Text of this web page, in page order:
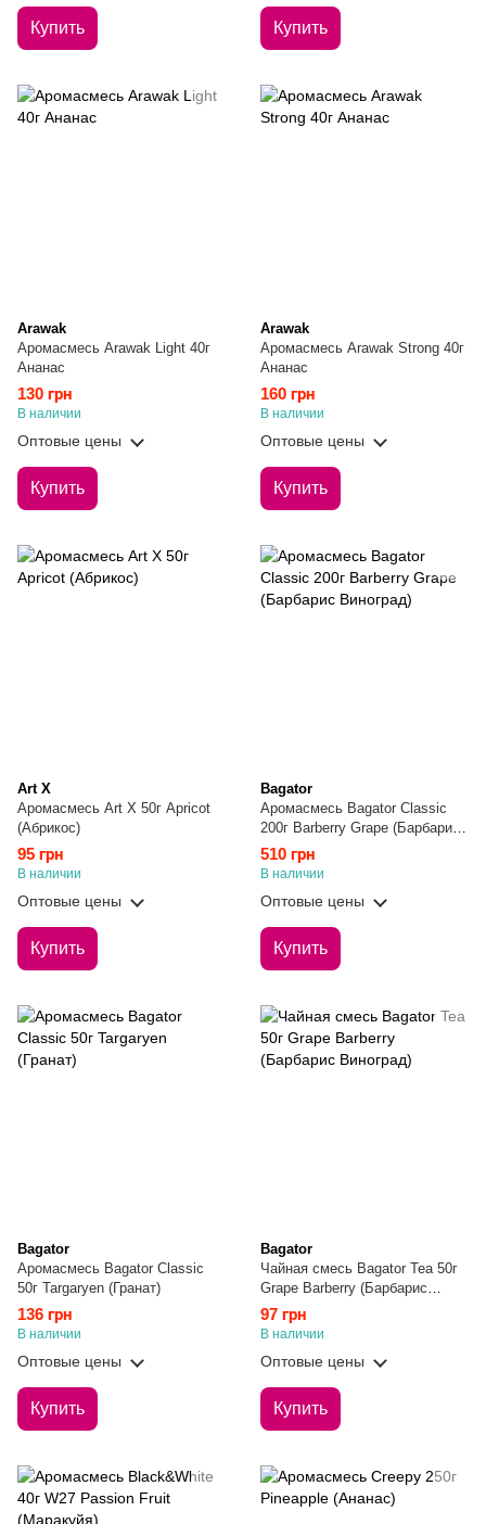
Купить Купить
Arawak
Аромасмесь Arawak Light 40г
Ананас
130 грн
В наличии
Оптовые цены
Купить
Arawak
Аромасмесь Arawak Strong 40г
Ананас
160 грн
В наличии
Оптовые цены
Купить
Art X
Аромасмесь Art X 50г Apricot
(Абрикос)
95 грн
В наличии
Оптовые цены
Купить
Bagator
Аромасмесь Bagator Classic
200г Barberry Grape (Барбарис
Виноград)
510 грн
В наличии
Оптовые цены
Купить
Bagator
Аромасмесь Bagator Classic
50г Targaryen (Гранат)
136 грн
В наличии
Оптовые цены
Купить
Bagator
Чайная смесь Bagator Tea 50г
Grape Barberry (Барбарис
Виноград)
97 грн
В наличии
Оптовые цены
Купить